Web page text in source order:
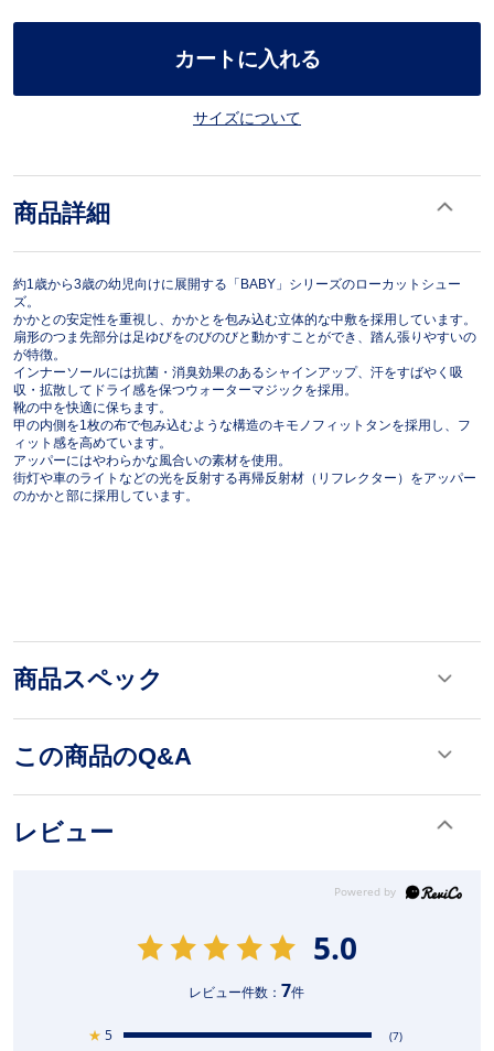
カートに入れる
サイズについて
商品詳細
約1歳から3歳の幼児向けに展開する「BABY」シリーズのローカットシュー
ズ。
かかとの安定性を重視し、かかとを包み込む立体的な中敷を採用しています。
扇形のつま先部分は足ゆびをのびのびと動かすことができ、踏ん張りやすいの
が特徴。
インナーソールには抗菌・消臭効果のあるシャインアップ、汗をすばやく吸
収・拡散してドライ感を保つウォーターマジックを採用。
靴の中を快適に保ちます。
甲の内側を1枚の布で包み込むような構造のキモノフィットタンを採用し、フ
ィット感を高めています。
アッパーにはやわらかな風合いの素材を使用。
街灯や車のライトなどの光を反射する再帰反射材（リフレクター）をアッパー
のかかと部に採用しています。
商品スペック
この商品のQ&A
レビュー
5.0
レビュー件数：7件
★ 5 (7)